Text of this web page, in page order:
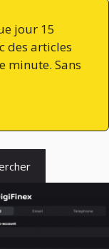
jour 15
des articles
minute. Sans